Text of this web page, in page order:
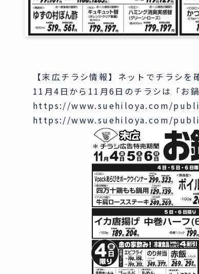
【末広チラシ情報】ネットでチラシを
11月4日から11月6日のチラシは「お
https://www.suehiloya.com/
https://www.suehiloya.com/